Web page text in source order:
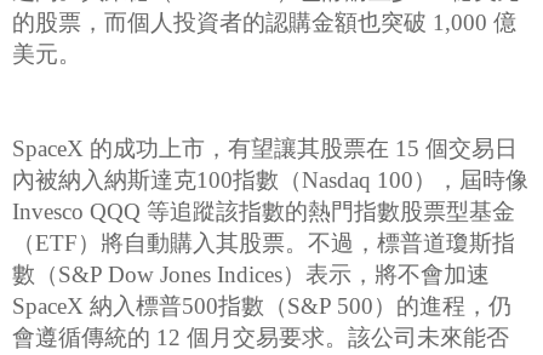
的股票，而個人投資者的認購金額也突破 1,000 億
美元。
SpaceX 的成功上市，有望讓其股票在 15 個交易日
內被納入納斯達克100指數（Nasdaq 100），屆時像
Invesco QQQ 等追蹤該指數的熱門指數股票型基金
（ETF）將自動購入其股票。不過，標普道瓊斯指
數（S&P Dow Jones Indices）表示，將不會加速
SpaceX 納入標普500指數（S&P 500）的進程，仍
會遵循傳統的 12 個月交易要求。該公司未來能否